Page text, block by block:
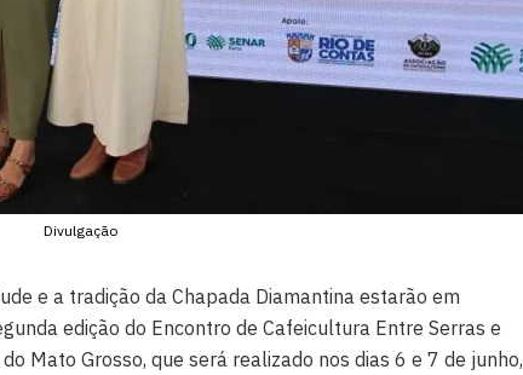
Divulgação
e a tradição da Chapada Diamantina estarão em
edição do Encontro de Cafeicultura Entre Serras e
Mato Grosso, que será realizado nos dias 6 e 7 de junho,